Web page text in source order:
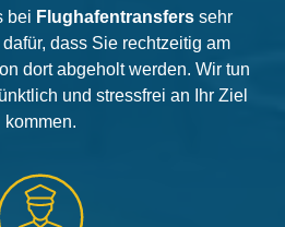
bei Flughafentransfers sehr
dass Sie rechtzeitig am
dort abgeholt werden. Wir tun
und stressfrei an Ihr Ziel
kommen.